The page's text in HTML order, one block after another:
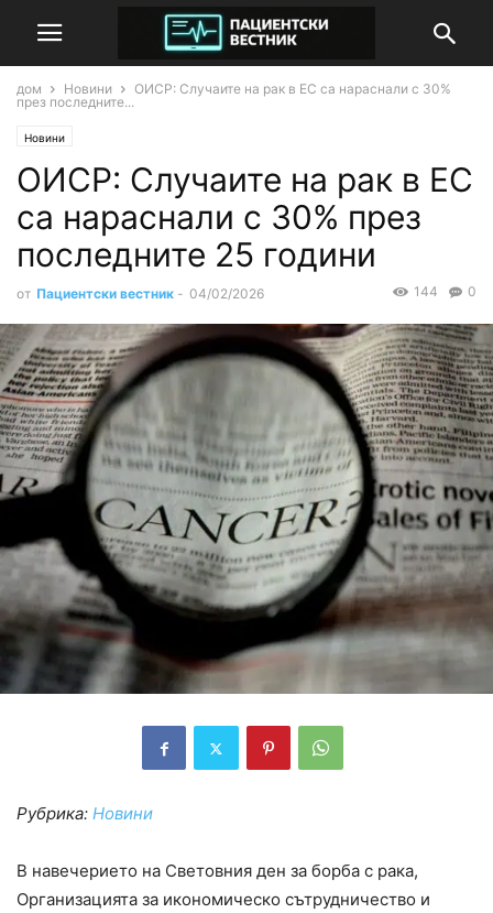
дом Новини
ОИСР: Случаите на рак в ЕС са нараснали с 30%
през последните...
Новини
ОИСР: Случаите на рак в ЕС
са нараснали с 30% през
последните 25 години
от Пациентски вестник - 04/02/2026 0
144
Рубрика: Новини
В навечерието на Световния ден за борба с рака,
Организацията за икономическо сътрудничество и